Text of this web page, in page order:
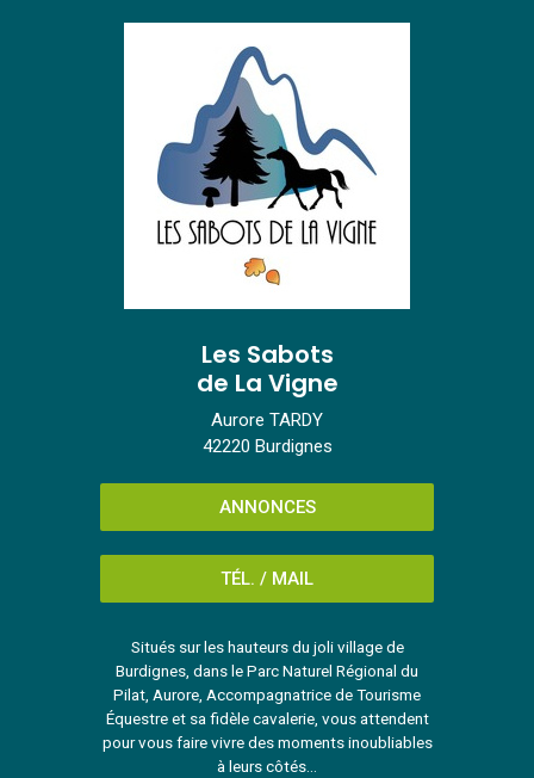
Les Sabots
de La Vigne
Aurore TARDY
42220 Burdignes
ANNONCES
TÉL. / MAIL
Situés sur les hauteurs du joli village de
Burdignes, dans le Parc Naturel Régional du
Pilat, Aurore, Accompagnatrice de Tourisme
Équestre et sa fidèle cavalerie, vous attendent
pour vous faire vivre des moments inoubliables
à leurs côtés...